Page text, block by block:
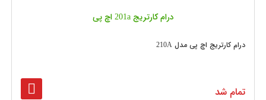
درام کارتریج 201a اچ پی
درام کارتریج اچ پی مدل 210A
تمام شد